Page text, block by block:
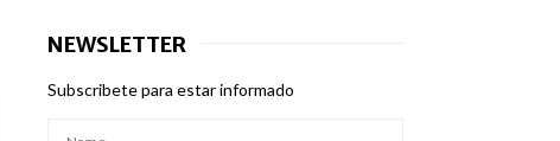
NEWSLETTER
Subscribete para estar informado